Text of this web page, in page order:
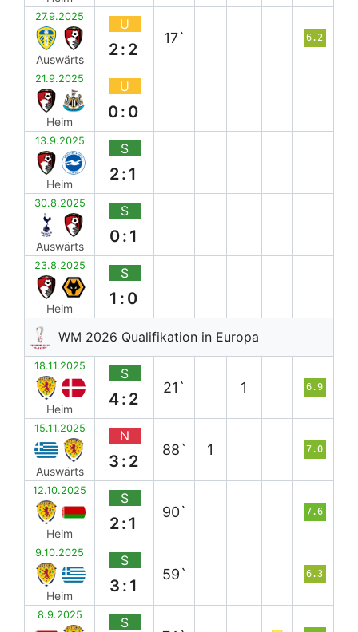
27.9.2025
Auswärts
U
2:2
17` 6.2
21.9.2025
Heim
U
0:0
13.9.2025
Heim
S
2:1
30.8.2025
Auswärts
S
0:1
23.8.2025
Heim
S
1:0
WM 2026 Qualifikation in Europa
18.11.2025
Heim
S
4:2
21` 1 6.9
15.11.2025
Auswärts
N
3:2
88` 1 7.0
12.10.2025
Heim
S
2:1
90` 7.6
9.10.2025
Heim
S
3:1
59` 6.3
8.9.2025 S